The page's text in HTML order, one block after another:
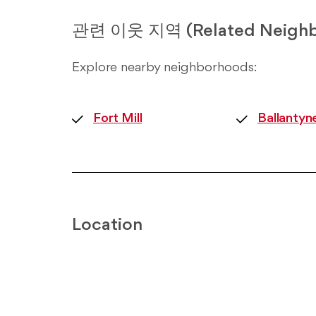
관련 이웃 지역 (Related
Explore nearby neighborhoods:
Fort Mill
Location